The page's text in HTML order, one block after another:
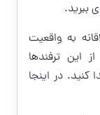
ببرید.
به واقعیت
این ترفندها
کنید. در اینجا